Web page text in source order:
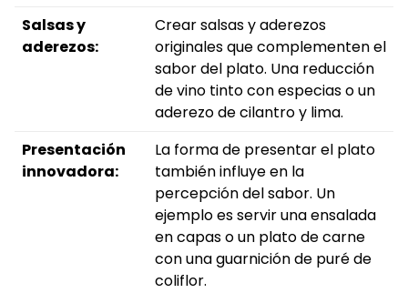
Salsas y
aderezos:
Crear salsas y aderezos
originales que complementen el
sabor del plato. Una reducción
de vino tinto con especias o un
aderezo de cilantro y lima.
Presentación
innovadora:
La forma de presentar el plato
también influye en la
percepción del sabor. Un
ejemplo es servir una ensalada
en capas o un plato de carne
con una guarnición de puré de
coliflor.